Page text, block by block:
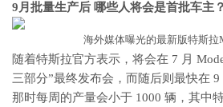
9月批量生产后 哪些人将会是首批车主？
海外媒体曝光的最新版特斯拉
随着特斯拉官方表示，将会在 7 月
三部分”最终发布会，而随后则最快在
那时每周的产量会小于 1000 辆，其中